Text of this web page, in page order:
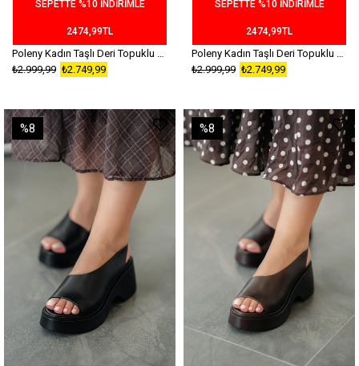
SEPETTE %10 İNDİRİMLE
2474,99TL
Poleny Kadın Taşlı Deri Topuklu Sandalet Kahverengi
₺2.749,99
₺2.999,99
SEPETTE %10 İNDİRİMLE
2474,99TL
Poleny Kadın Taşlı Deri Topuklu Sandalet Siyah
₺2.749,99
₺2.999,99
%8 %8